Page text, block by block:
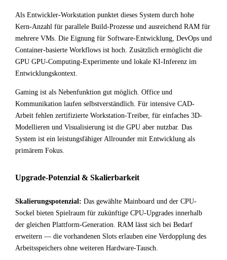
Als Entwickler-Workstation punktet dieses System durch hohe
Kern-Anzahl für parallele Build-Prozesse und ausreichend RAM für
mehrere VMs. Die Eignung für Software-Entwicklung, DevOps und
Container-basierte Workflows ist hoch. Zusätzlich ermöglicht die
GPU GPU-Computing-Experimente und lokale KI-Inferenz im
Entwicklungskontext.
Gaming ist als Nebenfunktion gut möglich. Office und
Kommunikation laufen selbstverständlich. Für intensive CAD-
Arbeit fehlen zertifizierte Workstation-Treiber, für einfaches 3D-
Modellieren und Visualisierung ist die GPU aber nutzbar. Das
System ist ein leistungsfähiger Allrounder mit Entwicklung als
primärem Fokus.
Upgrade-Potenzial & Skalierbarkeit
Skalierungspotenzial: Das gewählte Mainboard und der CPU-
Sockel bieten Spielraum für zukünftige CPU-Upgrades innerhalb
der gleichen Plattform-Generation. RAM lässt sich bei Bedarf
erweitern — die vorhandenen Slots erlauben eine Verdopplung des
Arbeitsspeichers ohne weiteren Hardware-Tausch.